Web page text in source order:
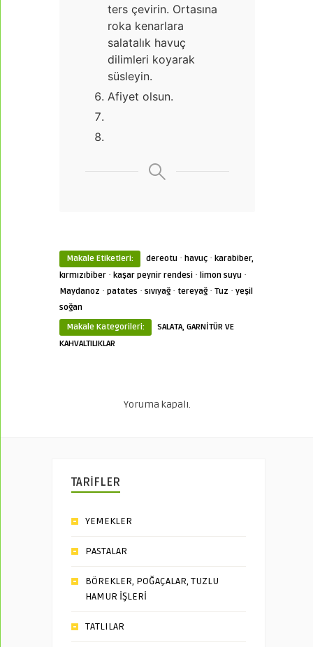
ters çevirin. Ortasına
roka kenarlara
salatalık havuç
dilimleri koyarak
süsleyin.
Afiyet olsun.
Makale Etiketleri: dereotu · havuç · karabiber,
kırmızıbiber · kaşar peynir rendesi · limon suyu ·
Maydanoz · patates · sıvıyağ· tereyağ· Tuz · yeşil
soğan
Makale Kategorileri:
SALATA, GARNİTÜR VE
KAHVALTILIKLAR
Yoruma kapalı.
TARİFLER
YEMEKLER
PASTALAR
BÖREKLER, POĞAÇALAR, TUZLU
HAMUR İŞLERİ
TATLILAR